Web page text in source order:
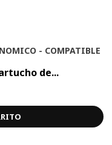
- COMPATIBLE
de...